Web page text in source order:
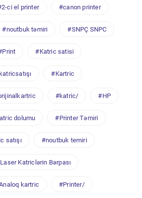
ci el printer #canon printer
#noutbuk təmiri #SNPÇ SNPC
#Katric satisi
#Kartric
#katric/ #HP
dolumu #Printer Təmiri
satışı #noutbuk temiri
Katriclərin Bərpası
kartric #Printer/